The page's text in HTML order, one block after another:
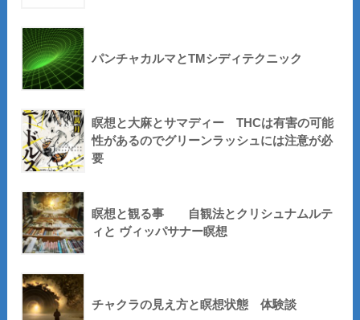
パンチャカルマとTMシディテクニック
瞑想と大麻とサマディー THCは有害の可能
性があるのでグリーンラッシュには注意が必
要
瞑想と観る事 自観法とクリシュナムルテ
ィと ヴィッパサナー瞑想
チャクラの見え方と瞑想状態 体験談